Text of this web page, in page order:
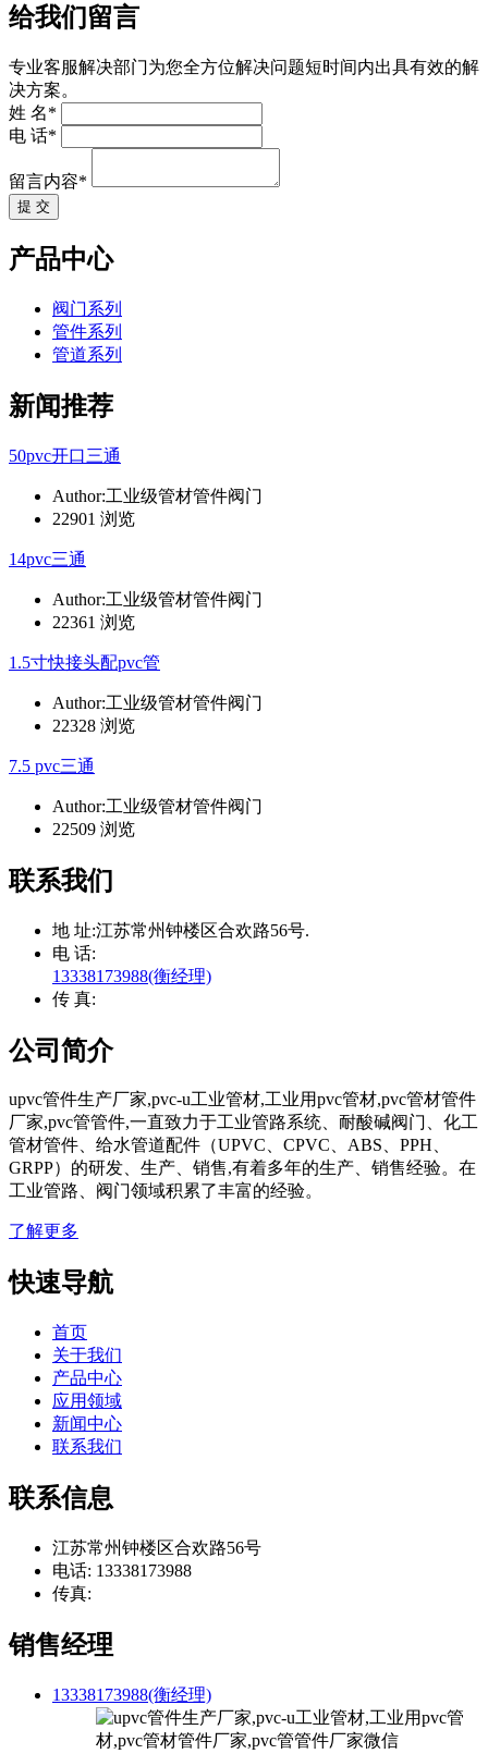
给我们留言
专业客服解决部门为您全方位解决问题短时间内出具有效的解
决方案。
姓 名*
电 话*
留言内容*
提 交
产品中心
阀门系列
管件系列
管道系列
新闻推荐
50pvc开口三通
Author:工业级管材管件阀门
22901 浏览
14pvc三通
Author:工业级管材管件阀门
22361 浏览
1.5寸快接头配pvc管
Author:工业级管材管件阀门
22328 浏览
7.5 pvc三通
Author:工业级管材管件阀门
22509 浏览
联系我们
地 址:江苏常州钟楼区合欢路56号.
电 话:
13338173988(衡经理)
传 真:
公司简介
upvc管件生产厂家,pvc-u工业管材,工业用pvc管材,pvc管材管件
厂家,pvc管管件,一直致力于工业管路系统、耐酸碱阀门、化工
管材管件、给水管道配件（UPVC、CPVC、ABS、PPH、
GRPP）的研发、生产、销售,有着多年的生产、销售经验。在
工业管路、阀门领域积累了丰富的经验。
了解更多
快速导航
首页
关于我们
产品中心
应用领域
新闻中心
联系我们
联系信息
江苏常州钟楼区合欢路56号
电话: 13338173988
传真:
销售经理
13338173988(衡经理)